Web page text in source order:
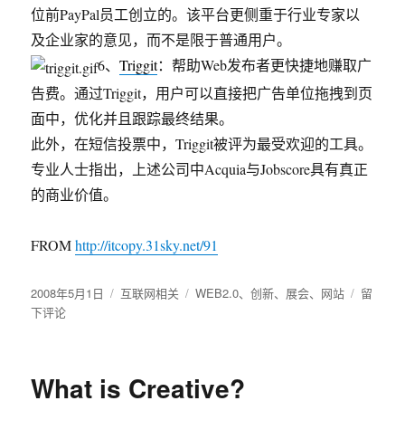
位前PayPal员工创立的。该平台更侧重于行业专家以
及企业家的意见，而不是限于普通用户。
6、Triggit：帮助Web发布者更快捷地赚取广
告费。通过Triggit，用户可以直接把广告单位拖拽到页
面中，优化并且跟踪最终结果。
此外，在短信投票中，Triggit被评为最受欢迎的工具。
专业人士指出，上述公司中Acquia与Jobscore具有真正
的商业价值。
FROMhttp://itcopy.31sky.net/91
发
布
2008年5月1日
分
互联网相关
标
WEB2.0、创新、 展会、 网站
于
留
下评论
What is Creative?